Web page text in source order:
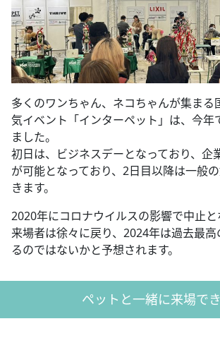
多くのワンちゃん、ネコちゃんが集まる
気イベント「インターペット」は、今年
ました。
初日は、ビジネスデーとなっており、企
が可能となっており、2日目以降は一般
きます。
2020年にコロナウイルスの影響で中止と
来場者は徐々に戻り、2024年は過去最
るのではないかと予想されます。
ペットと⼀緒に来場で